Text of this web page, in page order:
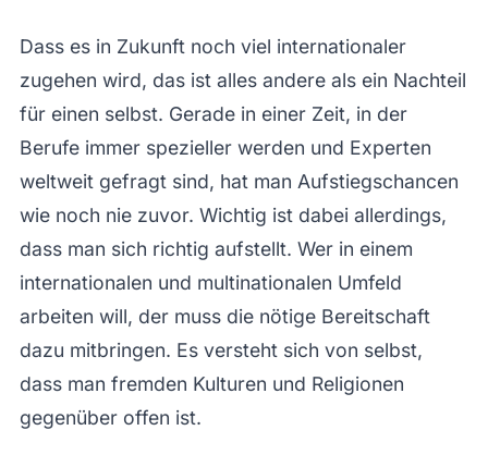
Dass es in Zukunft noch viel internationaler
zugehen wird, das ist alles andere als ein Nachteil
für einen selbst. Gerade in einer Zeit, in der
Berufe immer spezieller werden und Experten
weltweit gefragt sind, hat man Aufstiegschancen
wie noch nie zuvor. Wichtig ist dabei allerdings,
dass man sich richtig aufstellt. Wer in einem
internationalen und multinationalen Umfeld
arbeiten will, der muss die nötige Bereitschaft
dazu mitbringen. Es versteht sich von selbst,
dass man fremden Kulturen und Religionen
gegenüber offen ist.